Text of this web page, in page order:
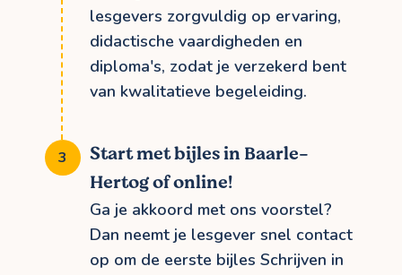
lesgevers zorgvuldig op ervaring,
didactische vaardigheden en
diploma's, zodat je verzekerd bent
van kwalitatieve begeleiding.
Start met bijles in Baarle-
Hertog of online!
Ga je akkoord met ons voorstel?
Dan neemt je lesgever snel contact
op om de eerste bijles Schrijven in